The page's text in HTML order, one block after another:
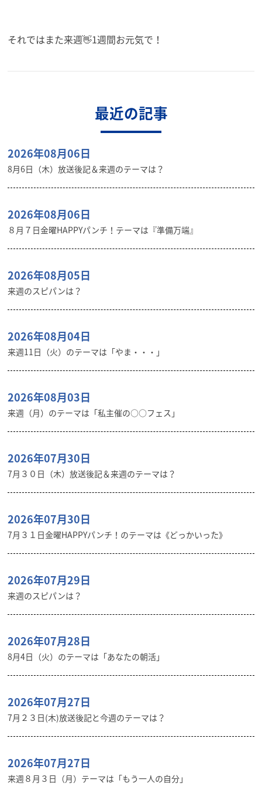
それではまた来週👋1週間お元気で！
最近の記事
2026年08月06日
8月6日（木）放送後記＆来週のテーマは？
2026年08月06日
８月７日金曜HAPPYパンチ！テーマは『準備万端』
2026年08月05日
来週のスピパンは？
2026年08月04日
来週11日（火）のテーマは「やま・・・」
2026年08月03日
来週（月）のテーマは「私主催の○○フェス」
2026年07月30日
7月３０日（木）放送後記＆来週のテーマは？
2026年07月30日
7月３１日金曜HAPPYパンチ！のテーマは《どっかいった》
2026年07月29日
来週のスピパンは？
2026年07月28日
8月4日（火）のテーマは「あなたの朝活」
2026年07月27日
7月２３日(木)放送後記と今週のテーマは？
2026年07月27日
来週８月３日（月）テーマは「もう一人の自分」